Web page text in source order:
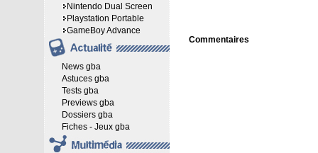
Nintendo Dual Screen
Playstation Portable
GameBoy Advance
News gba
Astuces gba
Tests gba
Previews gba
Dossiers gba
Fiches - Jeux gba
Commentaires